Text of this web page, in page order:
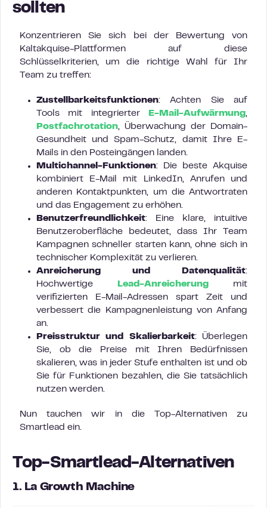
sollten
Konzentrieren Sie sich bei der Bewertung von
Kaltakquise-Plattformen auf diese
Schlüsselkriterien, um die richtige Wahl für Ihr
Team zu treffen:
Zustellbarkeitsfunktionen: Achten Sie auf
Tools mit integrierter
E-Mail-Aufwärmung,
Postfachrotation, Überwachung der Domain-
Gesundheit und Spam-Schutz, damit Ihre E-
Mails in den Posteingängen landen.
Multichannel-Funktionen: Die beste Akquise
kombiniert E-Mail mit LinkedIn, Anrufen und
anderen Kontaktpunkten, um die Antwortraten
und das Engagement zu erhöhen.
Benutzerfreundlichkeit: Eine klare, intuitive
Benutzeroberfläche bedeutet, dass Ihr Team
Kampagnen schneller starten kann, ohne sich in
technischer Komplexität zu verlieren.
Anreicherung und Datenqualität:
Hochwertige
Lead-Anreicherung mit
verifizierten E-Mail-Adressen spart Zeit und
verbessert die Kampagnenleistung von Anfang
an.
Preisstruktur und Skalierbarkeit: Überlegen
Sie, ob die Preise mit Ihren Bedürfnissen
skalieren, was in jeder Stufe enthalten ist und ob
Sie für Funktionen bezahlen, die Sie tatsächlich
nutzen werden.
Nun tauchen wir in die Top-Alternativen zu
Smartlead ein.
Top-Smartlead-Alternativen
1. La Growth Machine